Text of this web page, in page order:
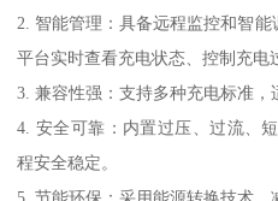
2. 智能管理：具备远程监控和智
平台实时查看充电状态、控制充电
3. 兼容性强：支持多种充电标准，
4. 安全可靠：内置过压、过流、
程安全稳定。